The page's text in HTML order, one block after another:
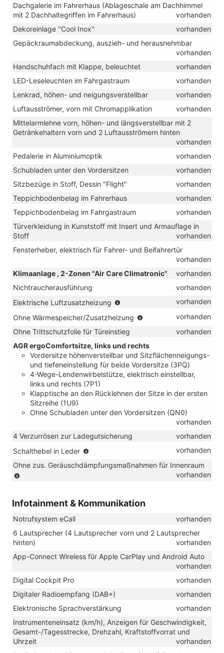
Dachgalerie im Fahrerhaus (Ablageschale am Dachhimmel
mit 2 Dachhaltegriffen im Fahrerhaus)
vorhanden
Dekoreinlage ''Cool Inox''
vorhanden
Gepäckraumabdeckung, auszieh- und herausnehmbar
vorhanden
Handschuhfach mit Klappe, beleuchtet
vorhanden
LED-Leseleuchten im Fahrgastraum
vorhanden
Lenkrad, höhen- und neigungsverstellbar
vorhanden
Luftausströmer, vorn mit Chromapplikation
vorhanden
Mittelarmlehne vorn, höhen- und längsverstellbar mit 2
Getränkehaltern vorn und 2 Luftausströmern hinten
vorhanden
Pedalerie in Aluminiumoptik
vorhanden
Schubladen unter den Vordersitzen
vorhanden
Sitzbezüge in Stoff, Dessin "Flight"
vorhanden
Teppichbodenbelag im Fahrerhaus
vorhanden
Teppichbodenbelag im Fahrgastraum
vorhanden
Türverkleidung in Kunststoff mit Insert und Armauflage in
Stoff
vorhanden
Fensterheber, elektrisch für Fahrer- und Beifahrertür
vorhanden
Klimaanlage , 2-Zonen "Air Care Climatronic"
vorhanden
Nichtraucherausführung
vorhanden
Elektrische Luftzusatzheizung
Verbindung
mit
vorhanden
Ohne Wärmespeicher/Zusatzheizung
Verbindung
mit
TSI)
vorhanden
Ohne Trittschutzfolie für Türeinstieg
vorhanden
AGR ergoComfortsitze, links und rechts
Vordersitze höhenverstellbar und Sitzflächenneigungs-
und tiefeneinstellung für beide Vordersitze (3PQ)
4-Wege-Lendenwirbelstütze, elektrisch einstellbar,
links und rechts (7P1)
Klapptische an den Rücklehnen der Sitze in der ersten
Sitzreihe (1U9)
Ohne Schubladen unter den Vordersitzen (QN0)
vorhanden
4 Verzurrösen zur Ladegutsicherung
vorhanden
Schalthebel in Leder
vorhanden
Ohne zus. Geräuschdämpfungsmaßnahmen für Innenraum
mit
und
eHybrid)
vorhanden
Infotainment & Kommunikation
Notrufsystem eCall
vorhanden
6 Lautsprecher (4 Lautsprecher vorn und 2 Lautsprecher
hinten)
vorhanden
App-Connect Wireless für Apple CarPlay und Android Auto
vorhanden
Digital Cockpit Pro
vorhanden
Digitaler Radioempfang (DAB+)
vorhanden
Elektronische Sprachverstärkung
vorhanden
Instrumenteneinsatz (km/h), Anzeigen für Geschwindigkeit,
Gesamt-/Tagesstrecke, Drehzahl, Kraftstoffvorrat und
Uhrzeit
vorhanden